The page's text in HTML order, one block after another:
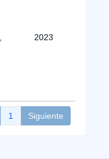
2023
1 Siguiente